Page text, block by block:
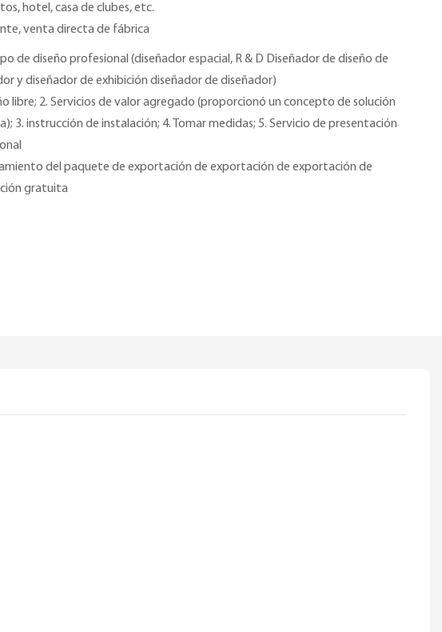
hotel, casa de clubes, etc.
venta directa de fábrica
de diseño profesional (diseñador espacial, R & D Diseñador de diseño de
y diseñador de exhibición diseñador de diseñador)
libre; 2. Servicios de valor agregado (proporcionó un concepto de solución
3. instrucción de instalación; 4. Tomar medidas; 5. Servicio de presentación
del paquete de exportación de exportación de exportación de
gratuita